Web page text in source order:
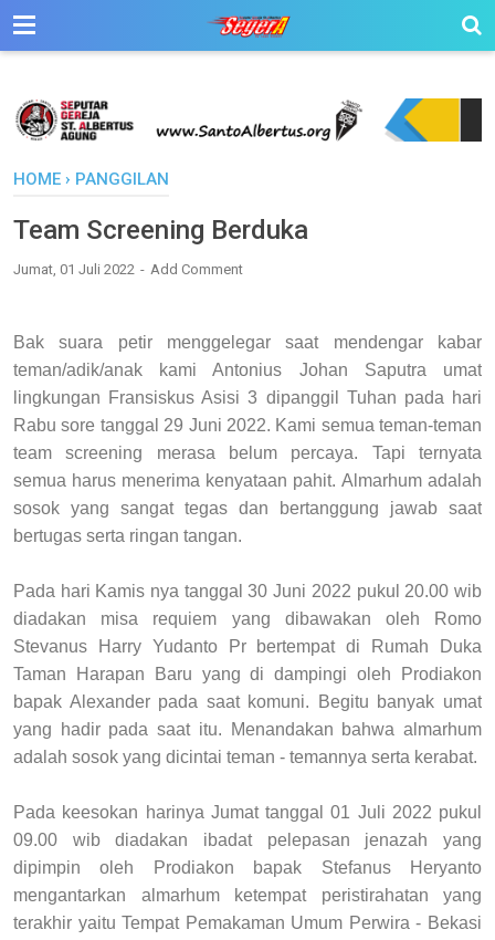
HOME › PANGGILAN
Team Screening Berduka
Jumat, 01 Juli 2022 Add Comment
Bak suara petir menggelegar saat mendengar kabar
teman/adik/anak kami Antonius Johan Saputra umat
lingkungan Fransiskus Asisi 3 dipanggil Tuhan pada hari
Rabu sore tanggal 29 Juni 2022. Kami semua teman-teman
team screening merasa belum percaya. Tapi ternyata
semua harus menerima kenyataan pahit. Almarhum adalah
sosok yang sangat tegas dan bertanggung jawab saat
bertugas serta ringan tangan.
Pada hari Kamis nya tanggal 30 Juni 2022 pukul 20.00 wib
diadakan misa requiem yang dibawakan oleh Romo
Stevanus Harry Yudanto Pr bertempat di Rumah Duka
Taman Harapan Baru yang di dampingioleh Prodiakon
bapak Alexander pada saat komuni.
Begitu banyak umat
yang hadir pada saat itu.
Menandakan bahwa almarhum
adalah sosok yang dicintai teman - temannya serta kerabat.
Pada keesokan harinya Jumat tanggal 01 Juli 2022 pukul
09.00 wib diadakan ibadat pelepasan jenazah yang
dipimpin oleh
Prodiakon bapak Stefanus Heryanto
mengantarkan almarhum ketempat peristirahatan yang
terakhir yaitu Tempat Pemakaman Umum Perwira - Bekasi